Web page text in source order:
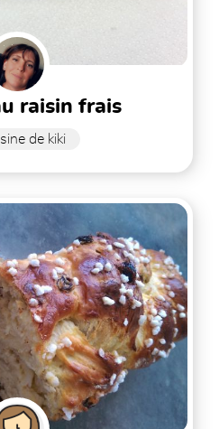
raisin frais
de kiki